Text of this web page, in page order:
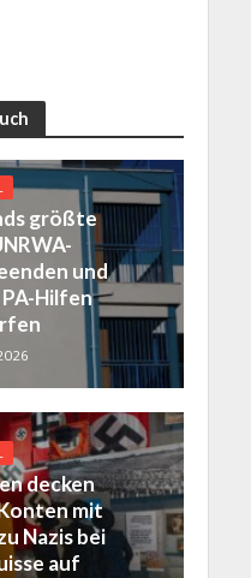
größte
und
Hilfen
decken
mit
Nazis bei
auf